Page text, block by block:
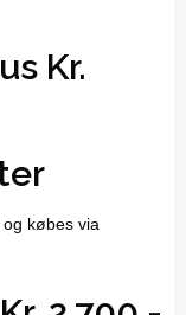
Kr.
købes via